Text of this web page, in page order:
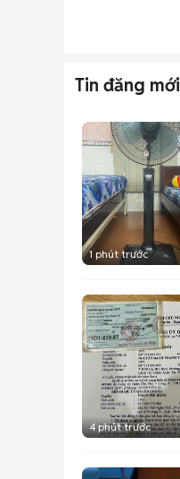
Tin đăng mới
1 phút trước
4 phút trước